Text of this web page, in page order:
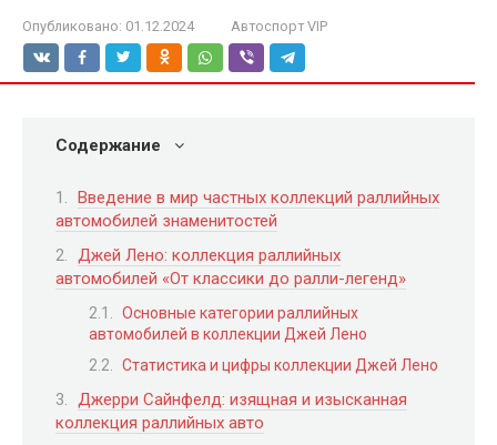
Опубликовано: 01.12.2024 Автоспорт VIP
Содержание
Введение в мир частных коллекций раллийных
автомобилей знаменитостей
Джей Лено: коллекция раллийных
автомобилей «От классики до ралли-легенд»
Основные категории раллийных
автомобилей в коллекции Джей Лено
Статистика и цифры коллекции Джей Лено
Джерри Сайнфелд: изящная и изысканная
коллекция раллийных авто